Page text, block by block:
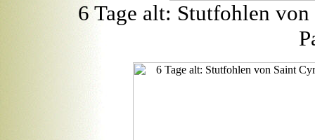
6 Tage alt: Stutfohlen